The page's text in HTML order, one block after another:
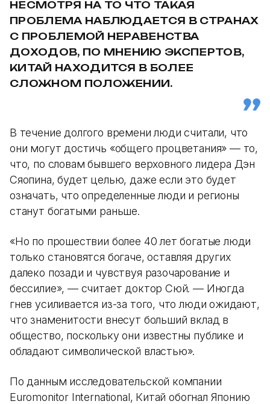
НЕСМОТРЯ НА ТО ЧТО ТАКАЯ
ПРОБЛЕМА НАБЛЮДАЕТСЯ В СТРАНАХ
С ПРОБЛЕМОЙ НЕРАВЕНСТВА
ДОХОДОВ, ПО МНЕНИЮ ЭКСПЕРТОВ,
КИТАЙ НАХОДИТСЯ В БОЛЕЕ
СЛОЖНОМ ПОЛОЖЕНИИ.
В течение долгого времени люди считали, что
они могут достичь «общего процветания» — то,
что, по словам бывшего верховного лидера Дэн
Сяопина, будет целью, даже если это будет
означать, что определенные люди и регионы
станут богатыми раньше.
«Но по прошествии более 40 лет богатые люди
только становятся богаче, оставляя других
далеко позади и чувствуя разочарование и
бессилие», — считает доктор Сюй. — Иногда
гнев усиливается из-за того, что люди ожидают,
что знаменитости внесут больший вклад в
общество, поскольку они известны публике и
обладают символической властью».
По данным исследовательской компании
Euromonitor International, Китай обогнал Японию